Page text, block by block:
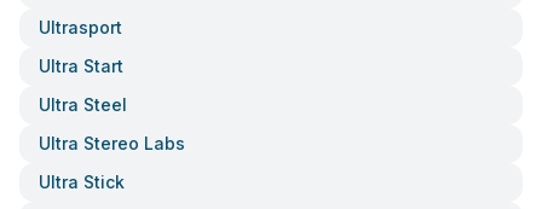
Ultrasport
Ultra Start
Ultra Steel
Ultra Stereo Labs
Ultra Stick